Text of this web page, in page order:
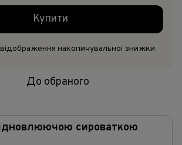
Купити
накопичувальної знижки
До обраного
сироваткою